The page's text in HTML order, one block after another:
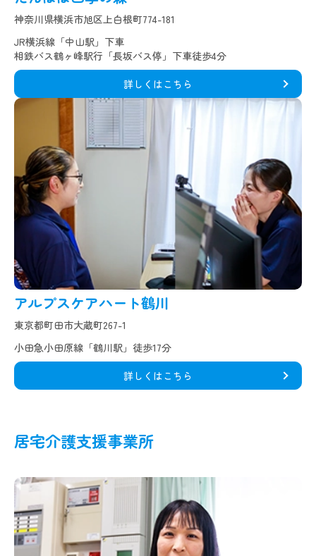
神奈川県横浜市旭区上白根町774-181
JR横浜線「中山駅」下車
相鉄バス鶴ヶ峰駅行「長坂バス停」下車徒歩4分
詳しくはこちら
アルプスケアハート鶴川
東京都町田市大蔵町267-1
小田急小田原線「鶴川駅」徒歩17分
詳しくはこちら
居宅介護支援事業所